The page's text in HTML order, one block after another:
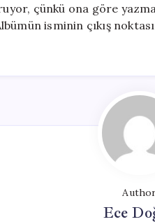
çünkü ona göre
isminin çıkış
Ece